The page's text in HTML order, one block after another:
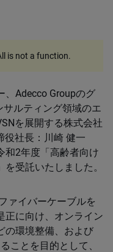
、Adecco Groupのグ
サルティング領域のエ
を展開する株式会社
役社長：川崎 健一
和2年度「高齢者向け
受託いたしました。
ァイバーケーブルを
正に向け、オンライン
の環境整備、および
ことを目的として、
is not a function.